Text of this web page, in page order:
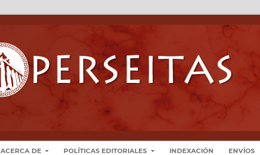
ACERCA DE POLÍTICAS EDITORIALES INDEXACIÓN ENVÍOS